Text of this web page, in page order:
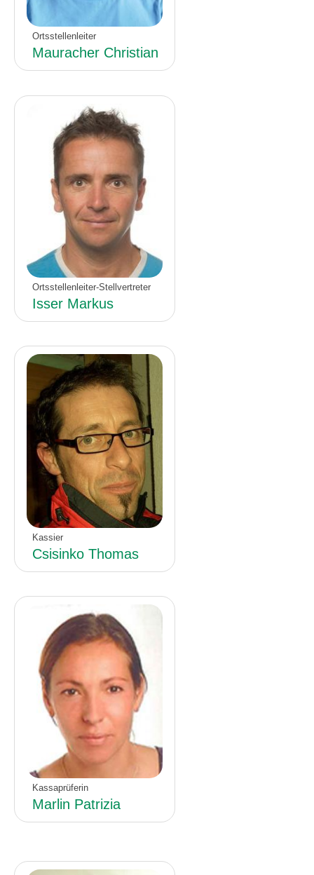
Ortsstellenleiter
Mauracher Christian
Ortsstellenleiter-Stellvertreter
Isser Markus
Kassier
Csisinko Thomas
Kassaprüferin
Marlin Patrizia